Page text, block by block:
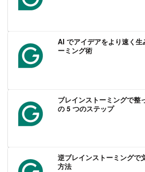
AI でアイデアをより速く生
ーミング術
ブレインストーミングで整
の 5 つのステップ
逆ブレインストーミングで
方法